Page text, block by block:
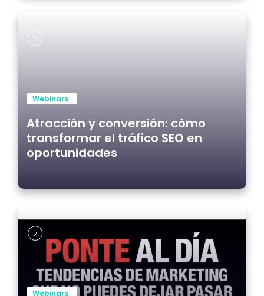
Webinars
Atracción y conversión: cómo
transformar el tráfico SEO en
oportunidades
Webinars